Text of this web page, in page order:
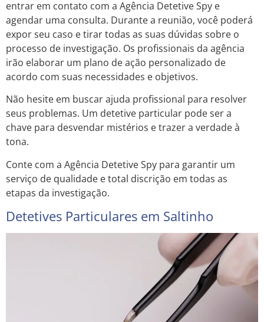
entrar em contato com a Agência Detetive Spy e
agendar uma consulta. Durante a reunião, você poderá
expor seu caso e tirar todas as suas dúvidas sobre o
processo de investigação. Os profissionais da agência
irão elaborar um plano de ação personalizado de
acordo com suas necessidades e objetivos.
Não hesite em buscar ajuda profissional para resolver
seus problemas. Um detetive particular pode ser a
chave para desvendar mistérios e trazer a verdade à
tona.
Conte com a Agência Detetive Spy para garantir um
serviço de qualidade e total discrição em todas as
etapas da investigação.
Detetives Particulares em Saltinho